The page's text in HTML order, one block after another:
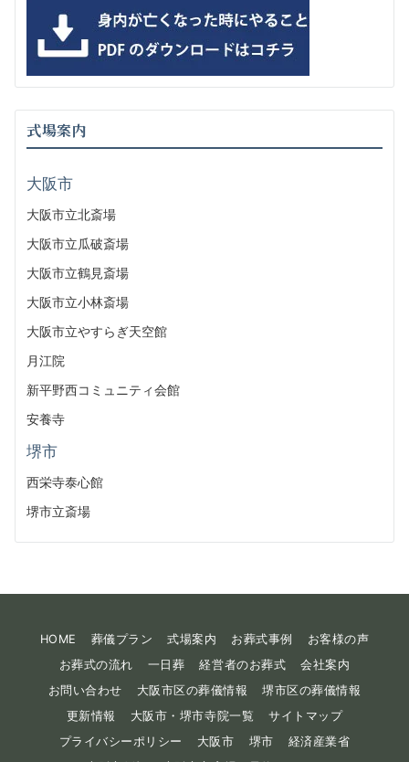
式場案内
大阪市
大阪市立北斎場
大阪市立瓜破斎場
大阪市立鶴見斎場
大阪市立小林斎場
大阪市立やすらぎ天空館
月江院
新平野西コミュニティ会館
安養寺
堺市
西栄寺泰心館
堺市立斎場
HOME 葬儀プラン 式場案内 お葬式事例
お客様の声
お葬式の流れ
一日葬 経営者のお葬式
会社案内
お問い合わせ
大阪市区の葬儀情報
堺市区の葬儀情報
更新情報
大阪市・堺市寺院一覧
サイトマップ
プライバシーポリシー
大阪市 堺市
経済産業省